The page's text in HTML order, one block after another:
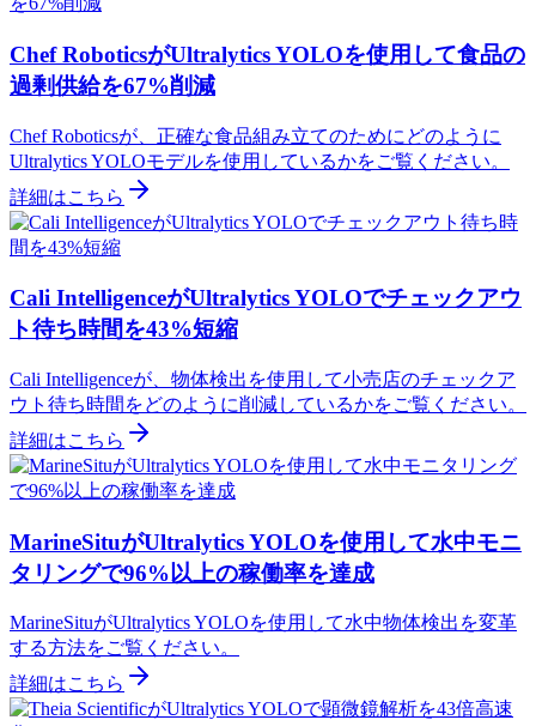
Chef RoboticsがUltralytics YOLOを使用して食品の
過剰供給を67%削減
Chef Roboticsが、正確な食品組み立てのためにどのように
Ultralytics YOLOモデルを使用しているかをご覧ください。
詳細はこちら
Cali IntelligenceがUltralytics YOLOでチェックアウ
ト待ち時間を43%短縮
Cali Intelligenceが、物体検出を使用して小売店のチェックア
ウト待ち時間をどのように削減しているかをご覧ください。
詳細はこちら
MarineSituがUltralytics YOLOを使用して水中モニ
タリングで96%以上の稼働率を達成
MarineSituがUltralytics YOLOを使用して水中物体検出を変革
する方法をご覧ください。
詳細はこちら